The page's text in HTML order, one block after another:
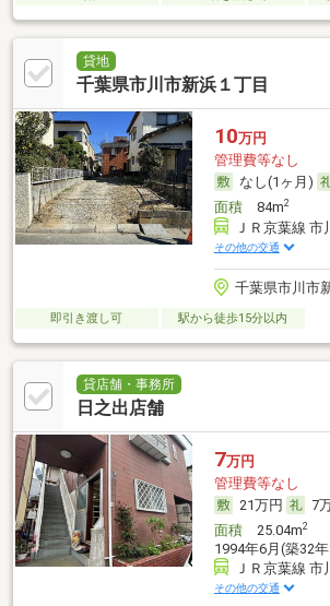
貸地
千葉県市川市新浜１丁目
10万円
管理費等なし
なし(1ヶ月)
面積84m2
ＪＲ京葉線
その他の交通
千葉県市川市
即引き渡し可 駅から徒歩15分以内
貸店舗・事務所
日之出店舗
7万円
管理費等なし
21万円
7
面積25.04m2
1994年6月(築32
ＪＲ京葉線
その他の交通